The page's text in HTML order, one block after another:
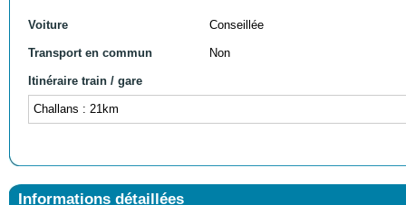
Voiture Conseillée
Transport en commun Non
Itinéraire train / gare
Challans : 21km
Informations détaillées